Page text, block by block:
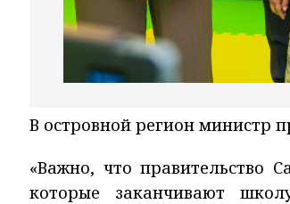
В островной регион министр
«Важно, что правительство
которые заканчивают